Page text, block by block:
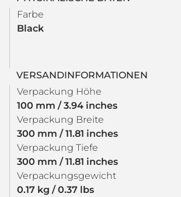
Farbe
Black
VERSANDINFORMATIONEN
Verpackung Höhe
100 mm / 3.94 inches
Verpackung Breite
300 mm / 11.81 inches
Verpackung Tiefe
300 mm / 11.81 inches
Verpackungsgewicht
0.17 kg / 0.37 lbs